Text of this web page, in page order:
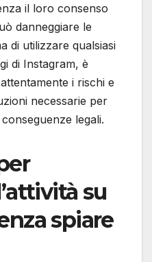
il loro consenso
danneggiare le
di utilizzare qualsiasi
di Instagram, è
i rischi e
necessarie per
legali.
su
spiare